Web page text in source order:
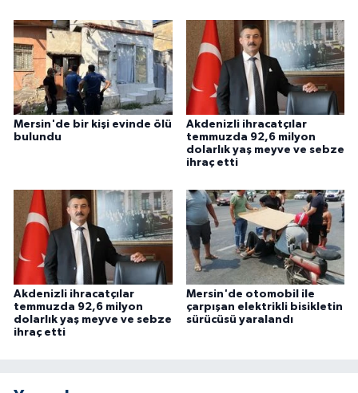
Mersin'de bir kişi evinde ölü
bulundu
Akdenizli ihracatçılar
temmuzda 92,6 milyon
dolarlık yaş meyve ve sebze
ihraç etti
Akdenizli ihracatçılar
temmuzda 92,6 milyon
dolarlık yaş meyve ve sebze
ihraç etti
Mersin'de otomobil ile
çarpışan elektrikli bisikletin
sürücüsü yaralandı